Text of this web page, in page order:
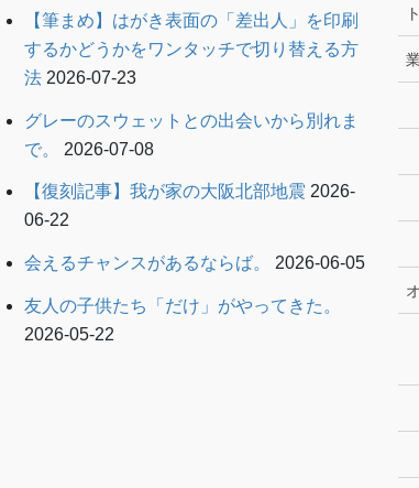
【筆まめ】はがき表面の「差出人」を印刷
するかどうかをワンタッチで切り替える方
法 2026-07-23
グレーのスウェットとの出会いから別れま
で。
2026-07-08
【復刻記事】我が家の大阪北部地震 2026-
06-22
会えるチャンスがあるならば。 2026-06-05
友人の子供たち「だけ」がやってきた。
2026-05-22